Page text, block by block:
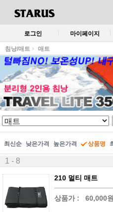
로그인 마이페이지
침낭/매트 매트
최신순 낮은가격 높은가격 상품명
1 - 8
210 멀티 매트
상품가 : 60,000원